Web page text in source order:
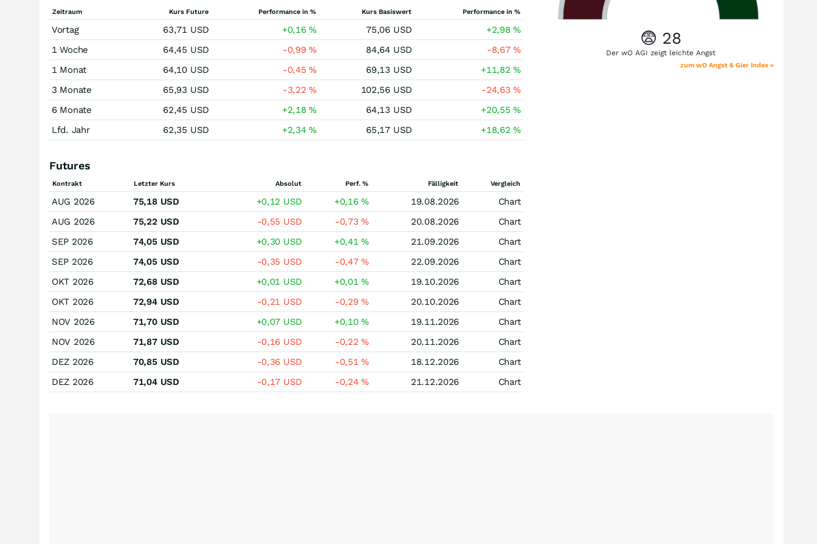
Zeitraum Kurs Future Performance in % Kurs Basiswert Performance in %
Vortag 63,71 USD +0,16% 75,06 USD +2,98%
1 Woche
64,45 USD -0,99% 84,64 USD -8,67%
1 Monat
64,10 USD -0,45% 69,13 USD +11,82%
3 Monate
65,93 USD -3,22% 102,56 USD -24,63%
6 Monate
62,45 USD +2,18% 64,13 USD +20,55%
Lfd. Jahr
62,35 USD +2,34% 65,17 USD +18,62%
Futures
Kontrakt Letzter Kurs Absolut Perf. % Fälligkeit Vergleich
AUG 2026 75,18 USD +0,12 USD +0,16% 19.08.2026
Chart
AUG 2026
75,22 USD -0,55 USD -0,73% 20.08.2026
Chart
SEP 2026
74,05 USD +0,30 USD +0,41% 21.09.2026
Chart
SEP 2026
74,05 USD -0,35 USD -0,47% 22.09.2026
Chart
OKT 2026
72,68 USD +0,01 USD +0,01% 19.10.2026
Chart
OKT 2026
72,94 USD -0,21 USD -0,29% 20.10.2026
Chart
NOV 2026
71,70 USD +0,07 USD +0,10% 19.11.2026
Chart
NOV 2026
71,87 USD -0,16 USD -0,22% 20.11.2026
Chart
DEZ 2026
70,85 USD -0,36 USD -0,51% 18.12.2026
Chart
DEZ 2026
71,04 USD -0,17 USD -0,24% 21.12.2026 Chart
😨 28
Der wO AGI zeigt leichte Angst
zum wO Angst & Gier Index »